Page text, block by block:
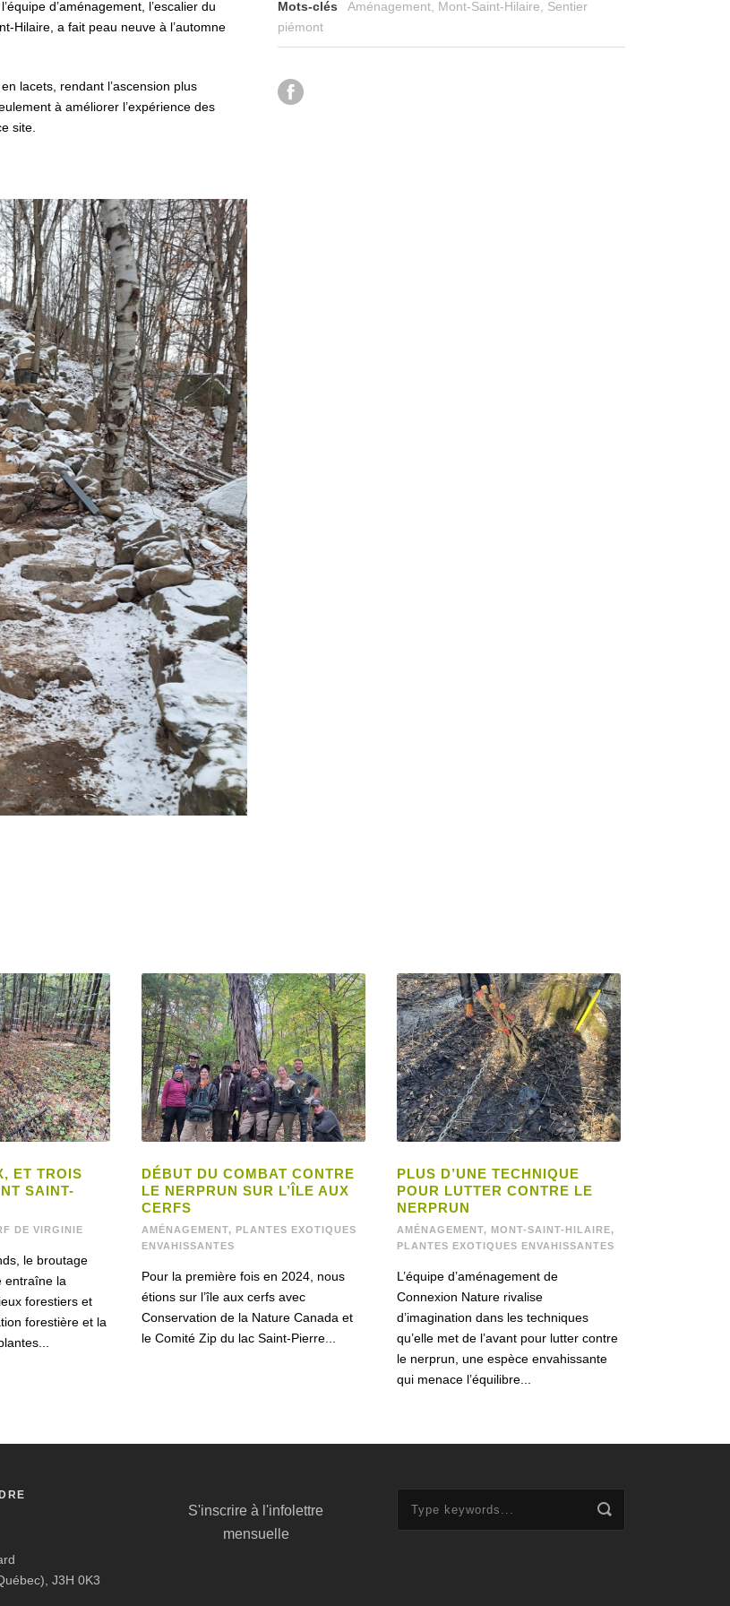
Mots-clés Aménagement, Mont-Saint-Hilaire
Sentier
piémont
d’aménagement, l’escalier du
Hilaire, a fait peau neuve à l’automne
lacets, rendant l’ascension plus
à améliorer l’expérience des
site.
ET TROIS
SAINT-
DE VIRGINIE
le broutage
entraîne la
forestiers et
forestière et la
DÉBUT DU COMBAT CONTRE
LE NERPRUN SUR L’ÎLE AUX
CERFS
AMÉNAGEMENT, PLANTES EXOTIQUES
ENVAHISSANTES
Pour la première fois en 2024, nous
étions sur l’île aux cerfs avec
Conservation de la Nature Canada et
le Comité Zip du lac Saint-Pierre...
PLUS D’UNE TECHNIQUE
POUR LUTTER CONTRE LE
NERPRUN
AMÉNAGEMENT, MONT-SAINT-HILAIRE,
PLANTES EXOTIQUES ENVAHISSANTES
L’équipe d’aménagement de
Connexion Nature rivalise
d’imagination dans les techniques
qu’elle met de l’avant pour lutter contre
le nerprun, une espèce envahissante
qui menace l’équilibre...
J3H 0K3
S'inscrire à l'infolettre
mensuelle